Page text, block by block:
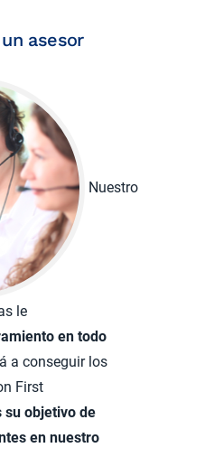
asesor
Nuestro
le
en todo
a conseguir los
First
su objetivo de
en nuestro